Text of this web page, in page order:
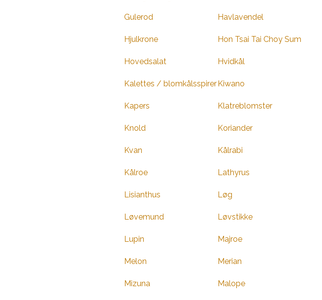
Gulerod Havlavendel
Hjulkrone Hon Tsai Tai Choy Sum
Hovedsalat Hvidkål
Kalettes / blomkålsspirerKiwano
Kapers Klatreblomster
Knold Koriander
Kvan Kålrabi
Kålroe Lathyrus
Lisianthus Løg
Løvemund Løvstikke
Lupin Majroe
Melon Merian
Mizuna Malope